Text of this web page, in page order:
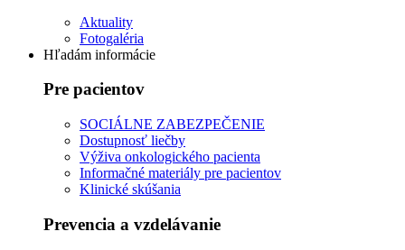
Aktuality
Fotogaléria
Hľadám informácie
Pre pacientov
SOCIÁLNE ZABEZPEČENIE
Dostupnosť liečby
Výživa onkologického pacienta
Informačné materiály pre pacientov
Klinické skúšania
Prevencia a vzdelávanie